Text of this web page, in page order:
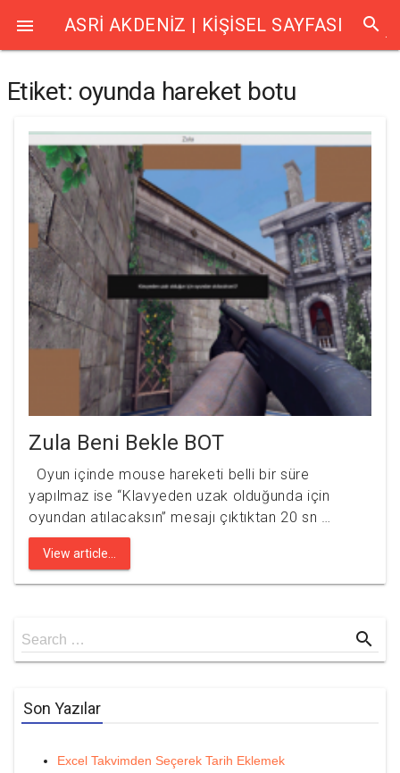
 ASRI AKDENIZ | KIŞISEL SAYFASI search
Etiket: oyunda hareket botu
Zula Beni Bekle BOT
Oyun içinde mouse hareketi belli bir süre
yapılmaz ise “Klavyeden uzak olduğunda için
oyundan atılacaksın” mesajı çıktıktan 20 sn …
View article...
Search
for
Search … search
Son Yazılar
Excel Takvimden Seçerek Tarih Eklemek